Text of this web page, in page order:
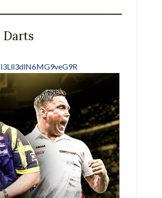
Darts